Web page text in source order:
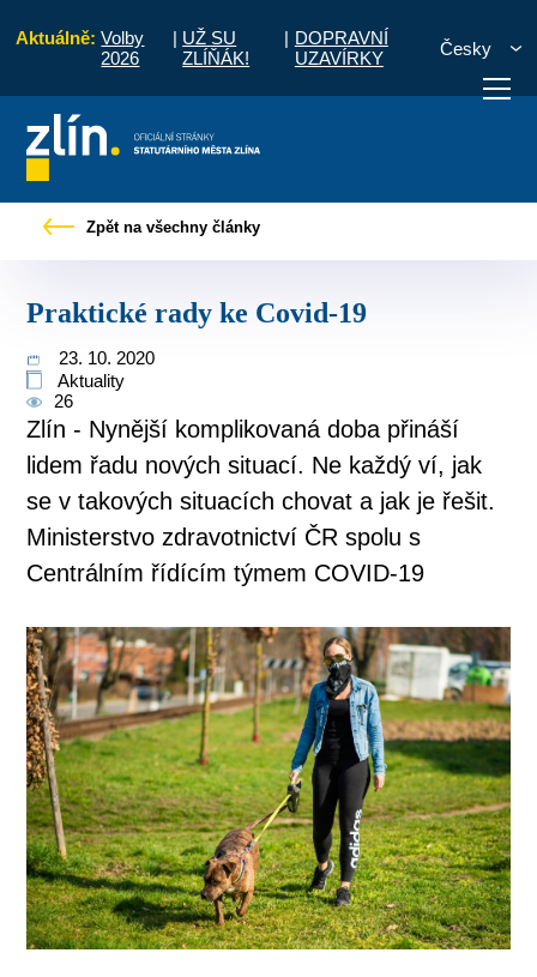
Aktuálně: Volby
2026
| UŽ SU
ZLÍŇÁK!
| DOPRAVNÍ
UZAVÍRKY
Česky
vyřídit Potřebuji zaplatit
Zpět na všechny články
Praktické rady ke Covid-19
23. 10. 2020
Aktuality
26
Zlín - Nynější komplikovaná doba přináší
lidem řadu nových situací. Ne každý ví, jak
se v takových situacích chovat a jak je řešit.
Ministerstvo zdravotnictví ČR spolu s
Centrálním řídícím týmem COVID-19